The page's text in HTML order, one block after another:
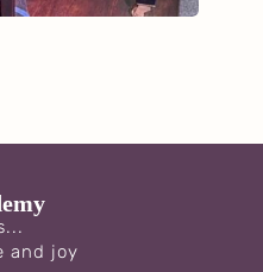
and joy